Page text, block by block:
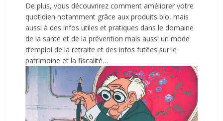
De plus, vous découvrirez comment améliorer votre
quotidien notamment grâce aux produits bio, mais
aussi à des infos utiles et pratiques dans le domaine
de la santé et de la prévention mais aussi un mode
d’emploi de la retraite et des infos futées sur le
patrimoine et la fiscalité…